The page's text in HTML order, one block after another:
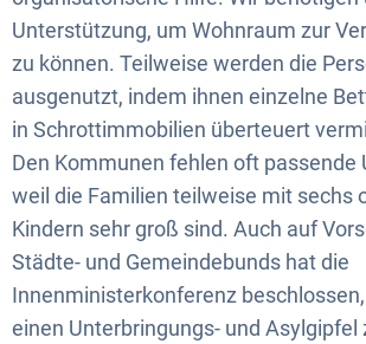
Unterstützung, um Wohnraum zur
zu können. Teilweise werden die
ausgenutzt, indem ihnen einzelne
in Schrottimmobilien überteuert
Den Kommunen fehlen oft passende
weil die Familien teilweise mit sechs
Kindern sehr groß sind. Auch auf
Städte- und Gemeindebunds hat die
Innenministerkonferenz
einen Unterbringungs- und Asylgipfel